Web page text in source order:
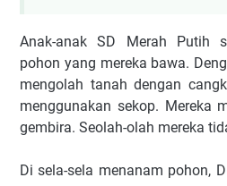
Anak-anak SD Merah Putih
pohon yang mereka bawa.
mengolah tanah dengan
menggunakan sekop. Mereka
gembira. Seolah-olah mereka
Di sela-sela menanam pohon,